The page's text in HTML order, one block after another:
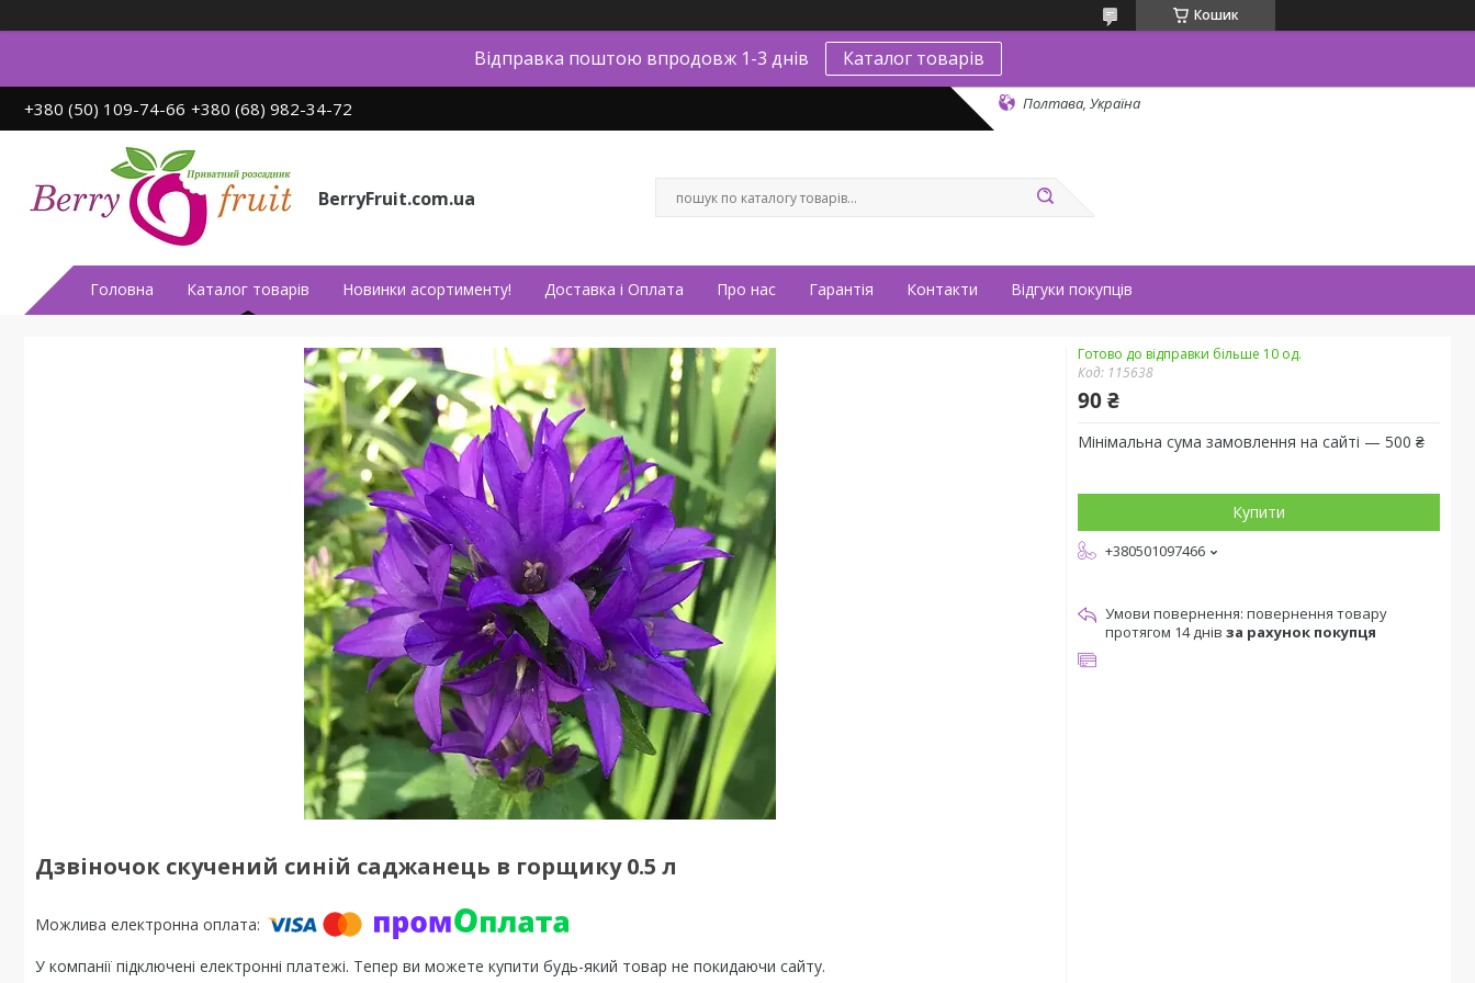
Кошик
Відправка поштою впродовж 1-3 днів Каталог товарів
+380 (50) 109-74-66 +380 (68) 982-34-72 Полтава, Україна
BerryFruit.com.ua
Головна Каталог товарів Новинки асортименту! Доставка і Оплата Про нас Гарантія Контакти Відгуки покупців
Дзвіночок скучений синій саджанець в горщику 0.5 л
У компанії підключені електронні платежі. Тепер ви можете купити будь-який товар не покидаючи сайту.
Готово до відправки більше 10 од.
Код: 115638
90 ₴
Мінімальна сума замовлення на сайті — 500 ₴
Купити
+380501097466
повернення товару
протягом 14 днів за рахунок покупця